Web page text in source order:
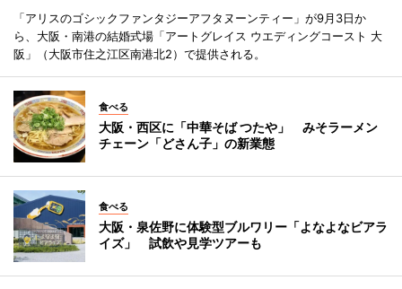
「アリスのゴシックファンタジーアフタヌーンティー」が9月3日か
ら、大阪・南港の結婚式場「アートグレイス ウエディングコースト 大
阪」（大阪市住之江区南港北2）で提供される。
食べる
大阪・西区に「中華そば つたや」 みそラーメン
チェーン「どさん子」の新業態
食べる
大阪・泉佐野に体験型ブルワリー「よなよなビアラ
イズ」 試飲や見学ツアーも